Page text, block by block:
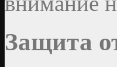
Защита